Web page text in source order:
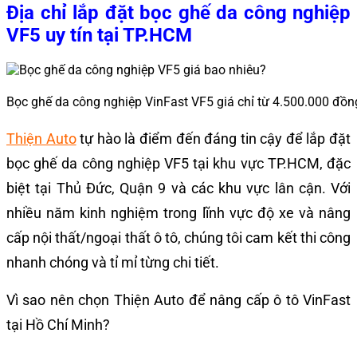
Địa chỉ lắp đặt bọc ghế da công nghiệp
VF5 uy tín tại TP.HCM
Bọc ghế da công nghiệp VinFast VF5 giá chỉ từ 4.500.000
Thiện Autotự hào là điểm đến đáng tin cậy để lắp đặt
bọc ghế da công nghiệp VF5 tại khu vực TP.HCM, đặc
biệt tại Thủ Đức, Quận 9 và các khu vực lân cận. Với
nhiều năm kinh nghiệm trong lĩnh vực độ xe và nâng
cấp nội thất/ngoại thất ô tô, chúng tôi cam kết thi công
nhanh chóng và tỉ mỉ từng chi tiết.
Vì sao nên chọn Thiện Auto để nâng cấp ô tô VinFast
tại Hồ Chí Minh?